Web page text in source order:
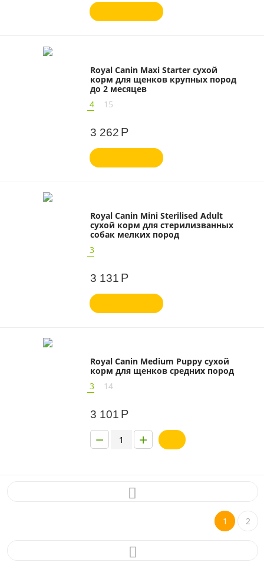
Royal Canin Maxi Starter сухой
корм для щенков крупных пород
до 2 месяцев
4
15
3 262 Р
Royal Canin Mini Sterilised Adult
сухой корм для стерилизванных
собак мелких пород
3
3 131 Р
Royal Canin Medium Puppy сухой
корм для щенков средних пород
3
14
3 101 Р
+
−
1 2